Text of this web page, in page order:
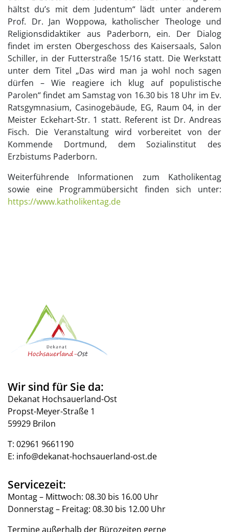
hältst du’s mit dem Judentum“ lädt unter anderem
Prof. Dr. Jan Woppowa, katholischer Theologe und
Religionsdidaktiker aus Paderborn, ein. Der Dialog
findet im ersten Obergeschoss des Kaisersaals, Salon
Schiller, in der Futterstraße 15/16 statt. Die Werkstatt
unter dem Titel „Das wird man ja wohl noch sagen
dürfen – Wie reagiere ich klug auf populistische
Parolen“ findet am Samstag von 16.30 bis 18 Uhr im Ev.
Ratsgymnasium, Casinogebäude, EG, Raum 04, in der
Meister Eckehart-Str. 1 statt. Referent ist Dr. Andreas
Fisch. Die Veranstaltung wird vorbereitet von der
Kommende Dortmund, dem Sozialinstitut des
Erzbistums Paderborn.
Weiterführende Informationen zum Katholikentag
sowie eine Programmübersicht finden sich unter:
https://www.katholikentag.de
Wir sind für Sie da:
Dekanat Hochsauerland-Ost
Propst-Meyer-Straße 1
59929 Brilon
T: 02961 9661190
E: info@dekanat-hochsauerland-ost.de
Servicezeit:
Montag – Mittwoch: 08.30 bis 16.00 Uhr
Donnerstag – Freitag: 08.30 bis 12.00 Uhr
Termine außerhalb der Bürozeiten gerne